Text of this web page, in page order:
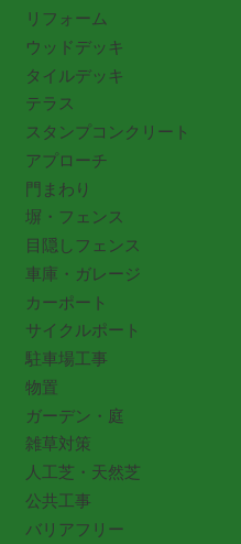
リフォーム
ウッドデッキ
タイルデッキ
テラス
スタンプコンクリート
アプローチ
門まわり
塀・フェンス
目隠しフェンス
車庫・ガレージ
カーポート
サイクルポート
駐車場工事
物置
ガーデン・庭
雑草対策
人工芝・天然芝
公共工事
バリアフリー